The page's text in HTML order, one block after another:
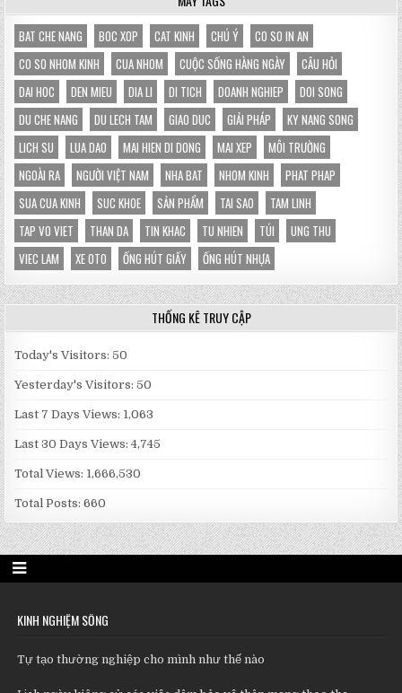
LỘC
BỊ
CHẶN
ĐỨNG
HOÀN
TOÀN
BAT CHE NANG BOC XOP CAT KINH CHÚ Ý
CO SO IN AN
CO SO NHOM KINH
CUA NHOM CUỘC SỐNG HÀNG NGÀY
CÂU HỎI
DAI HOC
DEN MIEU DIA LI DI TICH DOANH NGHIEP
DOI SONG
DU CHE NANG
DU LECH TAM GIAO DUC GIẢI PHÁP
KY NANG SONG
LICH SU
LUA DAO MAI HIEN DI DONG MAI XEP
MÔI TRƯỜNG
NGOÀI RA
NGƯỜI VIỆT NAM NHA BAT NHOM KINH
PHAT PHAP
SUA CUA KINH
SUC KHOE SẢN PHẨM TAI SAO
TAM LINH
TAP VO VIET
THAN DA TIN KHAC TU NHIEN TÚI
UNG THU
VIEC LAM
XE OTO ỐNG HÚT GIẤY ỐNG HÚT NHỰA
THỐNG KÊ TRUY CẬP
Today's Visitors:50
Yesterday's Visitors:50
Last 7 Days Views: 1,063
Last 30 Days Views:4,745
Total Views: 1,666,530
Total Posts:660
KINH NGHIỆM SỐNG
Tự tạo thường nghiệp cho mình như thế nào